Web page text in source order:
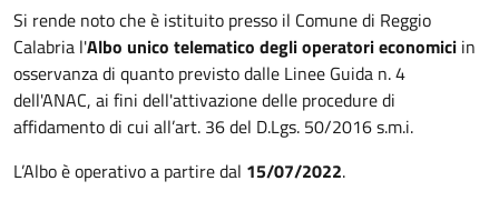
Si rende noto che è istituito presso il Comune di Reggio
Calabria l'Albo unico telematico degli operatori economici in
osservanza di quanto previsto dalle Linee Guida n. 4
dell'ANAC, ai fini dell'attivazione delle procedure di
affidamento di cui all’art. 36 del D.Lgs. 50/2016 s.m.i.
L’Albo è operativo a partire dal 15/07/2022.